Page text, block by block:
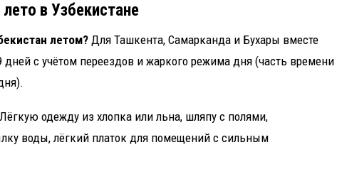
в Узбекистане
летом? Для Ташкента, Самарканда и Бухары вместе
с учётом переездов и жаркого режима дня (часть времени
Лёгкую одежду из хлопка или льна, шляпу с полями,
воды, лёгкий платок для помещений с сильным